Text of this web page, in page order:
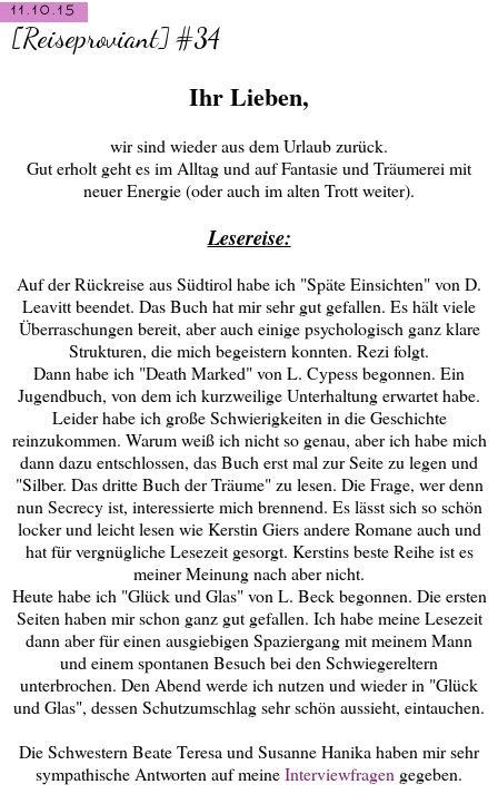
11.10.15
[Reiseproviant] #34
Ihr Lieben,
wir sind wieder aus dem Urlaub zurück.
Gut erholt geht es im Alltag und auf Fantasie und Träumerei mit
neuer Energie (oder auch im alten Trott weiter).
Lesereise:
Auf der Rückreise aus Südtirol habe ich "Späte Einsichten" von D.
Leavitt beendet. Das Buch hat mir sehr gut gefallen. Es hält viele
Überraschungen bereit, aber auch einige psychologisch ganz klare
Strukturen, die mich begeistern konnten. Rezi folgt.
Dann habe ich "Death Marked" von L. Cypess begonnen. Ein
Jugendbuch, von dem ich kurzweilige Unterhaltung erwartet habe.
Leider habe ich große Schwierigkeiten in die Geschichte
reinzukommen. Warum weiß ich nicht so genau, aber ich habe mich
dann dazu entschlossen, das Buch erst mal zur Seite zu legen und
"Silber. Das dritte Buch der Träume" zu lesen. Die Frage, wer denn
nun Secrecy ist, interessierte mich brennend. Es lässt sich so schön
locker und leicht lesen wie Kerstin Giers andere Romane auch und
hat für vergnügliche Lesezeit gesorgt. Kerstins beste Reihe ist es
meiner Meinung nach aber nicht.
Heute habe ich "Glück und Glas" von L. Beck begonnen. Die ersten
Seiten haben mir schon ganz gut gefallen. Ich habe meine Lesezeit
dann aber für einen ausgiebigen Spaziergang mit meinem Mann
und einem spontanen Besuch bei den Schwiegereltern
unterbrochen. Den Abend werde ich nutzen und wieder in "Glück
und Glas", dessen Schutzumschlag sehr schön aussieht, eintauchen.
Die Schwestern Beate Teresa und Susanne Hanika haben mir sehr
sympathische Antworten auf meineInterviewfragen gegeben.